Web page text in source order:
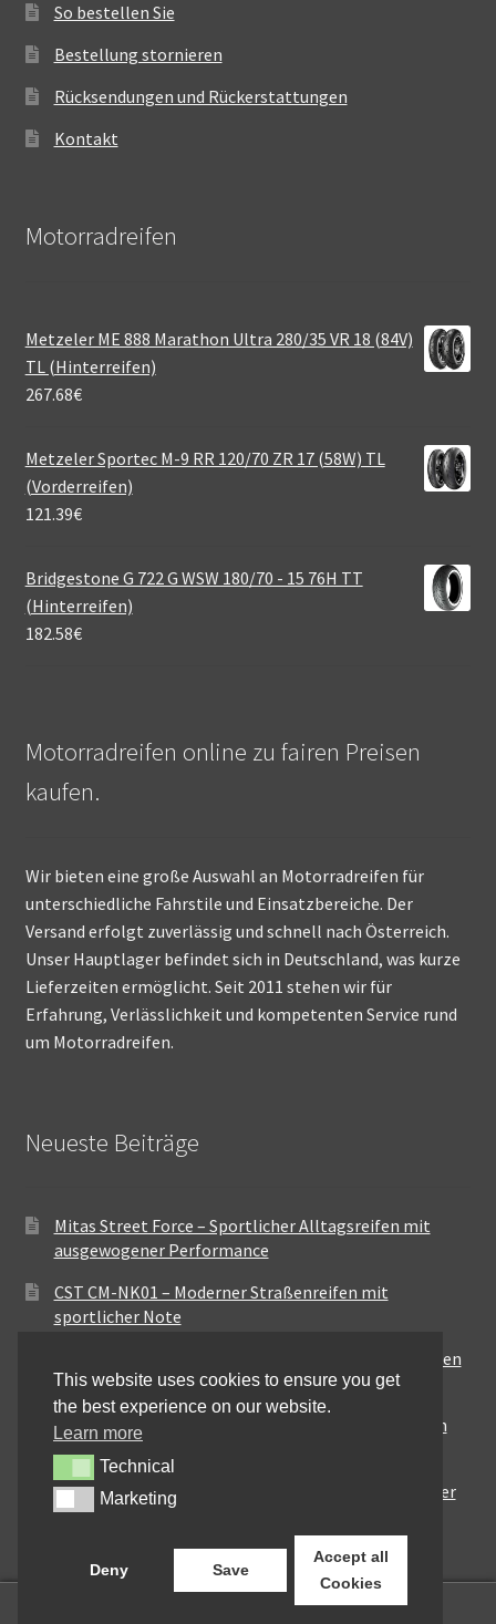
So bestellen Sie
Bestellung stornieren
Rücksendungen und Rückerstattungen
Kontakt
Motorradreifen
Metzeler ME 888 Marathon Ultra 280/35 VR 18 (84V)
TL (Hinterreifen)
267.68€
Metzeler Sportec M-9 RR 120/70 ZR 17 (58W) TL
(Vorderreifen)
121.39€
Bridgestone G 722 G WSW 180/70 - 15 76H TT
(Hinterreifen)
182.58€
Motorradreifen online zu fairen Preisen
kaufen.
Wir bieten eine große Auswahl an Motorradreifen für
unterschiedliche Fahrstile und Einsatzbereiche. Der
Versand erfolgt zuverlässig und schnell nach Österreich.
Unser Hauptlager befindet sich in Deutschland, was kurze
Lieferzeiten ermöglicht. Seit 2011 stehen wir für
Erfahrung, Verlässlichkeit und kompetenten Service rund
um Motorradreifen.
Neueste Beiträge
Mitas Street Force – Sportlicher Alltagsreifen mit
ausgewogener Performance
CST CM-NK01 – Moderner Straßenreifen mit
sportlicher Note
Maxxis MA-ST3 – Ausgewogener Sport-Touring-Reifen
für vielseitige Einsätze
Pirelli City Demon – Zuverlässigkeit für den urbanen
Alltag
Metzeler Perfect ME77 – Klassische Optik mit solider
Straßenperformance
This website uses cookies to ensure you get
the best experience on our website.
Learn more
TechnicalTechnical
MarketingMarketing
Deny Save
Accept all
Cookies